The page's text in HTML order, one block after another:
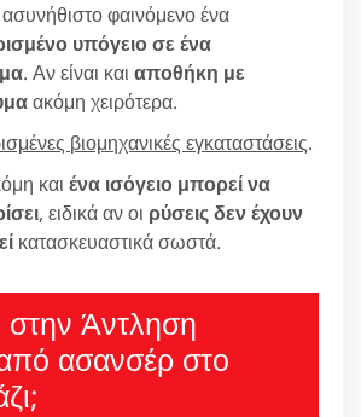
ασυνήθιστο φαινόμενο ένα
υπόγειο σε ένα
. Αν είναι και αποθήκη με
ακόμη χειρότερα.
βιομηχανικές εγκαταστάσεις.
και ένα ισόγειο μπορεί να
, ειδικά αν οι ρύσεις δεν έχουν
κατασκευαστικά σωστά.
στην Άντληση
ασανσέρ στο